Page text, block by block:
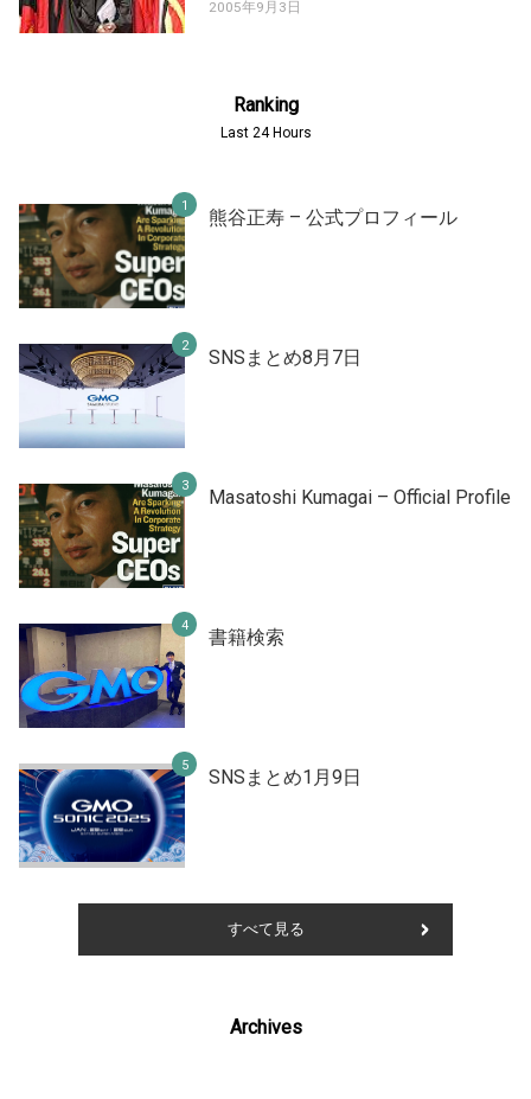
2005年9月3日
Ranking
Last 24 Hours
熊谷正寿 – 公式プロフィール
SNSまとめ8月7日
Masatoshi Kumagai – Official Profile
書籍検索
SNSまとめ1月9日
すべて見る
Archives